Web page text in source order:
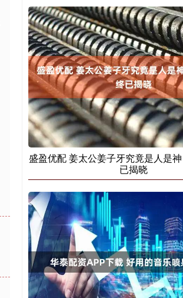
盛盈优配 姜太公姜子牙究竟是人是
已揭晓